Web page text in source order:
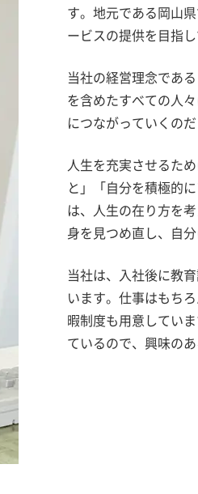
す。地元である岡山
ービスの提供を目指し
当社の経営理念であ
を含めたすべての人
につながっていくの
人生を充実させるた
と」「自分を積極的
は、人生の在り方を
身を見つめ直し、自
当社は、入社後に教
います。仕事はもち
暇制度も用意してい
ているので、興味の